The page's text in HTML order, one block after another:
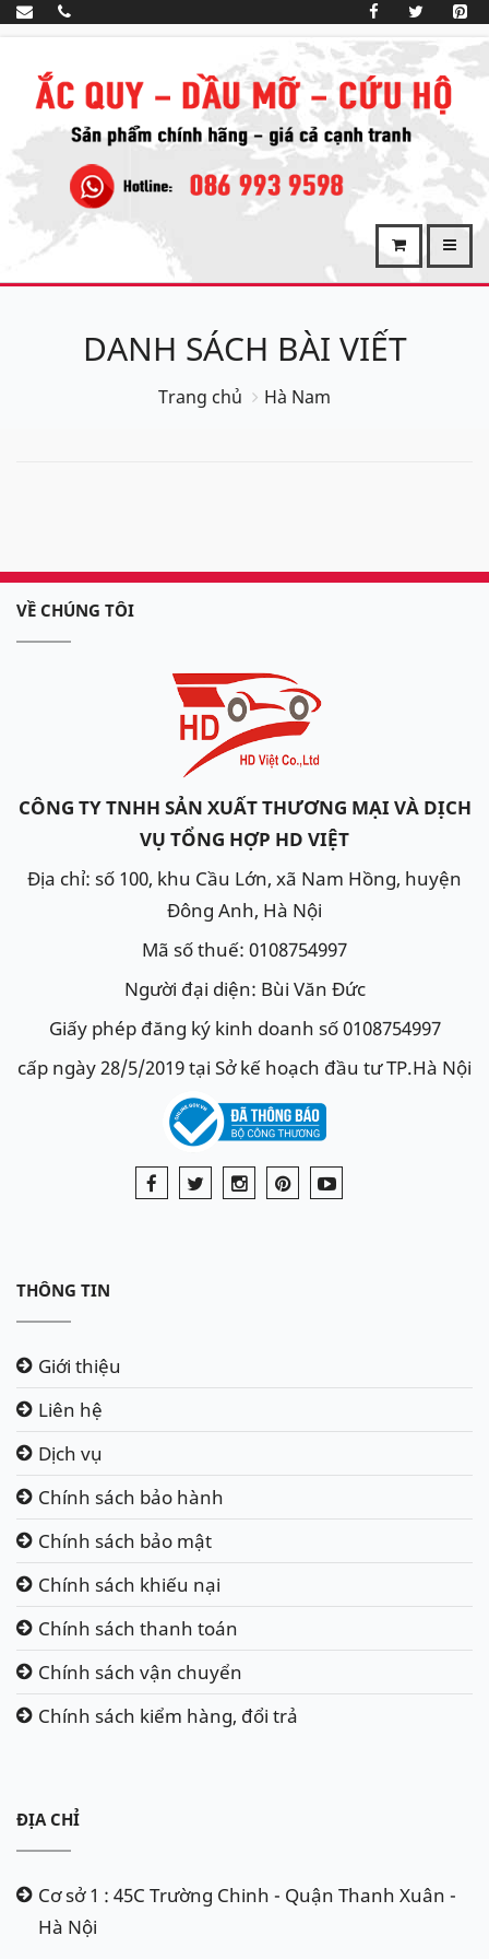
DANH SÁCH BÀI VIẾT
Trang chủ Hà Nam
VỀ CHÚNG TÔI
CÔNG TY TNHH SẢN XUẤT THƯƠNG MẠI VÀ DỊCH
VỤ TỔNG HỢP HD VIỆT
Địa chỉ: số 100, khu Cầu Lớn, xã Nam Hồng, huyện
Đông Anh, Hà Nội
Mã số thuế: 0108754997
Người đại diện: Bùi Văn Đức
Giấy phép đăng ký kinh doanh số 0108754997
cấp ngày 28/5/2019 tại Sở kế hoạch đầu tư TP.Hà Nội
THÔNG TIN
Giới thiệu
Liên hệ
Dịch vụ
Chính sách bảo hành
Chính sách bảo mật
Chính sách khiếu nại
Chính sách thanh toán
Chính sách vận chuyển
Chính sách kiểm hàng, đổi trả
ĐỊA CHỈ
Cơ sở 1 : 45C Trường Chinh - Quận Thanh Xuân -
Hà Nội